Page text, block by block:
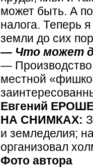
может быть. А
налога. Теперь
земли до сих
— Что может
— Производство
местной
Евгений
НА СНИМКАХ:
и земледелия;
организовал
Фото автора